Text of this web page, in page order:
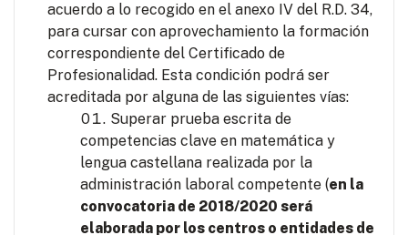
acuerdo a lo recogido en el anexo IV del R.D. 34,
para cursar con aprovechamiento la formación
correspondiente del Certificado de
Profesionalidad. Esta condición podrá ser
acreditada por alguna de las siguientes vías:
Superar prueba escrita de
competencias clave en matemática y
lengua castellana realizada por la
administración laboral competente (en la
convocatoria de 2018/2020 será
elaborada por los centros o entidades de